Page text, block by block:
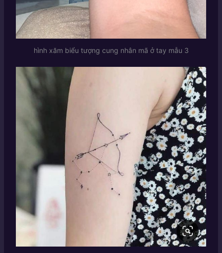
hình xăm biểu tượng cung nhân mã ở tay mẫu 3